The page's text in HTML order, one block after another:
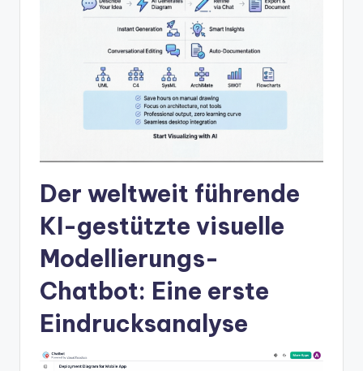
Der weltweit führende
KI-gestützte visuelle
Modellierungs-
Chatbot: Eine erste
Eindrucksanalyse